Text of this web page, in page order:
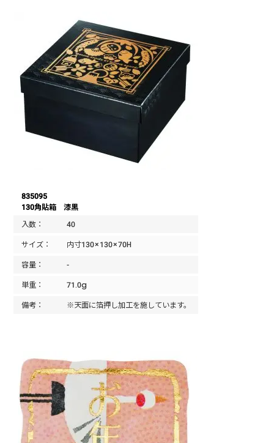
835095
130角貼箱 漆黒
入数：
40
サイズ：
内寸130×130×70H
容量：
-
単重：
71.0g
備考：
※天面に箔押し加工を施しています。